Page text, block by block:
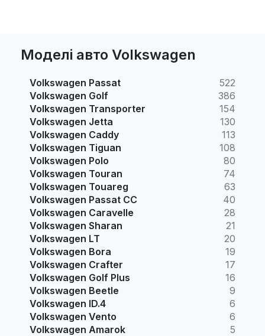
Моделі авто Volkswagen
Volkswagen Passat
522
Volkswagen Golf
386
Volkswagen Transporter
154
Volkswagen Jetta
130
Volkswagen Caddy
113
Volkswagen Tiguan
108
Volkswagen Polo
80
Volkswagen Touran
74
Volkswagen Touareg
63
Volkswagen Passat CC
40
Volkswagen Caravelle
28
Volkswagen Sharan
21
Volkswagen LT
20
Volkswagen Bora
19
Volkswagen Crafter
17
Volkswagen Golf Plus
16
Volkswagen Beetle
9
Volkswagen ID.4
6
Volkswagen Vento
6
Volkswagen Amarok
5